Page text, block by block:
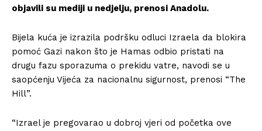
objavili su mediji u nedjelju, prenosi Anadolu.
Bijela kuća je izrazila podršku odluci Izraela da blokira
pomoć Gazi nakon što je Hamas odbio pristati na
drugu fazu sporazuma o prekidu vatre, navodi se u
saopćenju Vijeća za nacionalnu sigurnost, prenosi “The
Hill”.
“Izrael je pregovarao u dobroj vjeri od početka ove